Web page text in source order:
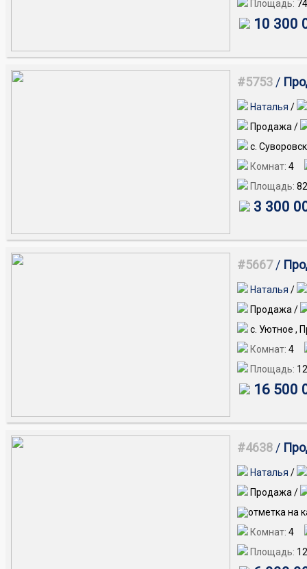
Площадь: 74
10 300
#5753 /
Наталья /
Продажа /
с.
Комнат: 4
Площадь:
3 300
#5667/
Наталья /
Продажа /
с. Уютное ,
Комнат: 4
Площадь:
16 500
#4638 /
Наталья /
Продажа /
Комнат: 4
Площадь: